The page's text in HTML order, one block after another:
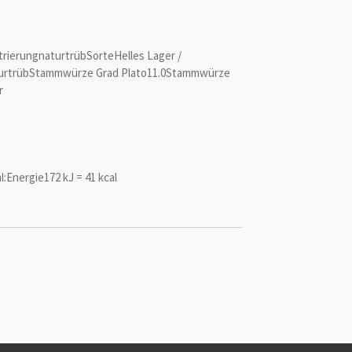
Lager /
Grad Plato11.0Stammwürze
kJ = 41 kcal